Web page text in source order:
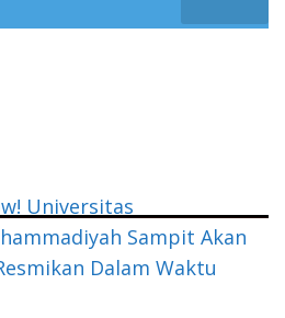
Universitas
Sampit Akan
Dalam Waktu